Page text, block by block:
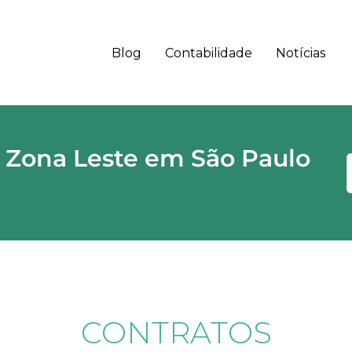
Blog Contabilidade Notícias
Leste em São Paulo
CONTRATOS